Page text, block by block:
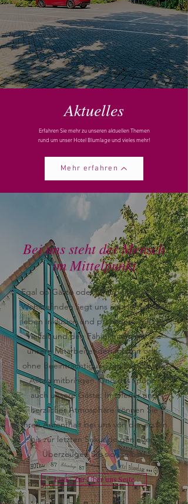
Aktuelles
Erfahren Sie mehr zu unseren aktuellen Themen
rund um unser Hotel Blumlage und vieles mehr!
Mehr erfahren
Bei uns steht der Mensch
im Mittelpunkt
Egal ob Gäste oder Mitarbeitende – Ihr
Wohlbefinden liegt uns am Herzen! Wir
leben Inklusion und profitieren von der
Vielfalt und den Fähigkeiten, die alle
unsere Mitarbeitenden, ob mit oder
ohne Beeinträchtigung, im beruflichen
Alltag mitbringen. Und das spüren
auch unsere Gäste: In offener und
herzlicher Atmosphäre können Sie
Ihren Aufenthalt bei uns von der ersten
bis zur letzten Sekunde genießen.
Überzeugen Sie sich selbst!
Link: Zur Über uns Seite